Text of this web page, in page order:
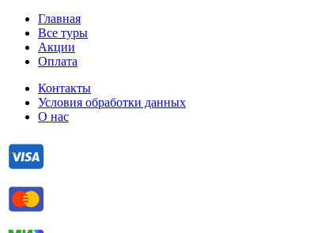
Главная
Все туры
Акции
Оплата
Контакты
Условия обработки данных
О нас